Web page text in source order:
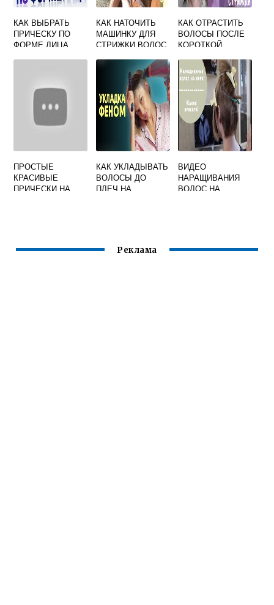
КАК ВЫБРАТЬ
ПРИЧЕСКУ ПО
ФОРМЕ ЛИЦА
КАК НАТОЧИТЬ
МАШИНКУ ДЛЯ
СТРИЖКИ ВОЛОС
УСЛОВИЯХ
КАК ОТРАСТИТЬ
ВОЛОСЫ ПОСЛЕ
КОРОТКОЙ
ОТЗЫВЫ
ПРОСТЫЕ
КРАСИВЫЕ
ПРИЧЕСКИ НА
КАК УКЛАДЫВАТЬ
ВОЛОСЫ ДО
ПЛЕЧ НА
ВИДЕО
НАРАЩИВАНИЯ
ВОЛОС НА
Реклама